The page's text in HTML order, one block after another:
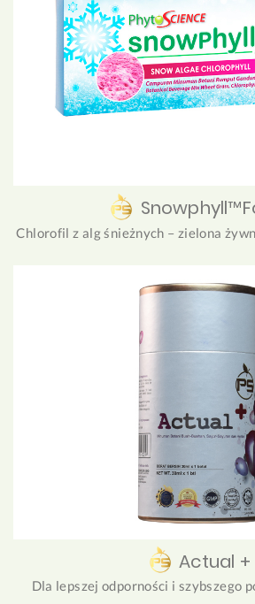
Chlorofil z alg śnieżnych – zielona
Actual +
Dla lepszej odporności i szybszego